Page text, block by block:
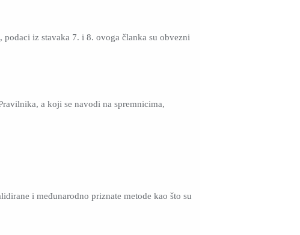
iz stavaka 7. i 8. ovoga članka su obvezni
a koji se navodi na spremnicima,
i međunarodno priznate metode kao što su